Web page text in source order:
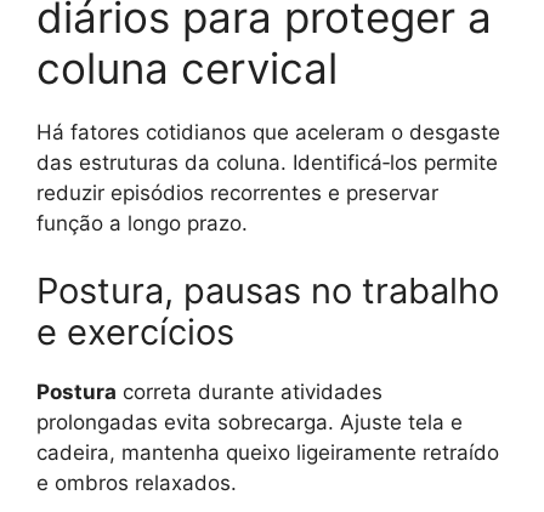
diários para proteger a
coluna cervical
Há fatores cotidianos que aceleram o desgaste
das estruturas da coluna. Identificá‑los permite
reduzir episódios recorrentes e preservar
função a longo prazo.
Postura, pausas no trabalho
e exercícios
Postura correta durante atividades
prolongadas evita sobrecarga. Ajuste tela e
cadeira, mantenha queixo ligeiramente retraído
e ombros relaxados.